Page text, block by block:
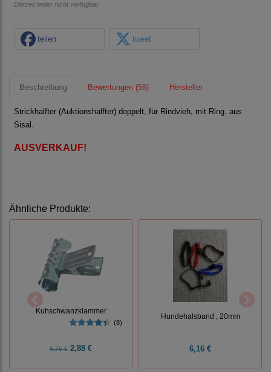
Derzeit leider nicht verfügbar
teilen tweet
Beschreibung Bewertungen (56) Hersteller
Strickhalfter (Auktionshalfter) doppelt, für Rindvieh, mit Ring. aus
Sisal.
AUSVERKAUF!
Ähnliche Produkte:
Kuhschwanzklammer
(8)
5,75 € 2,88 €
Hundehalsband , 20mm
6,16 €